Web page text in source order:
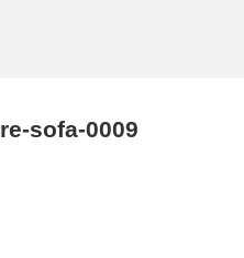
sofa-0009